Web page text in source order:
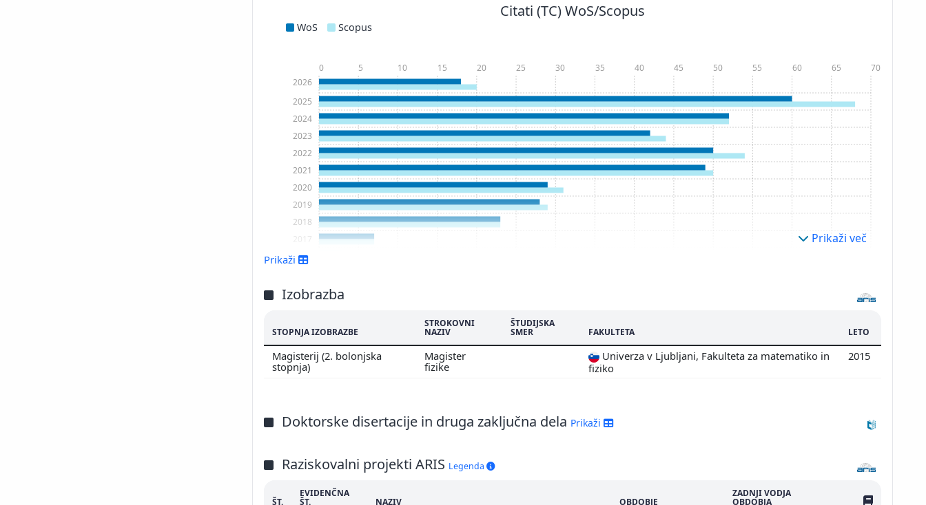
Citati (TC) WoS/Scopus
WoS Scopus
2016
2017
2018
2019
2020
2021
2022
2023
2024
2025
2026
0 5 10 15 20 25 30 35 40 45 50 55 60 65 70
Prikaži več
Prikaži
Izobrazba
STOPNJA IZOBRAZBE
STROKOVNI
NAZIV
ŠTUDIJSKA
SMER FAKULTETA LETO
Magisterij (2. bolonjska
stopnja)
Magister
fizike
Univerza v Ljubljani, Fakulteta za matematiko in
fiziko
2015
Doktorske disertacije in druga zaključna dela Prikaži
Raziskovalni projekti ARIS Legenda
ŠT.
EVIDENČNA
ŠT. NAZIV OBDOBJE
ZADNJI VODJA
OBDOBJA ŠTEV.